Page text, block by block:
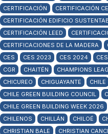
CERTIFICACIÓN CERTIFICACIÓN
CERTIFICACIÓN EDIFICIO
CERTIFICACIÓN LEED
CERTIFICACIONES DE LA MADERA
CES
CES 2023 CES 2024
CGR
CHAITÉN CHAMPIONS
CHICUREO
CHIGUAYANTE CHILE
CHILE GREEN BUILDING COUNCIL
CHILE GREEN BUILDING WEEK 2026
CHILENOS
CHILLÁN CHILOÉ
CHRISTIAN BALE
CHRISTIAN